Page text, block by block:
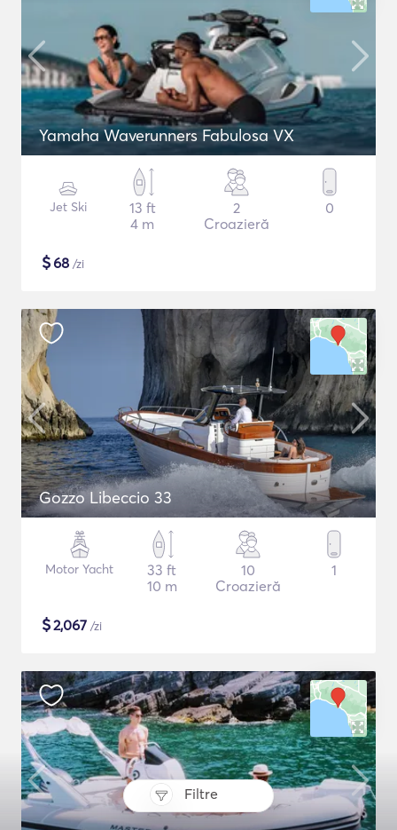
Filtre
Yamaha Waverunners Fabulosa VX
Jet Ski
13 ft
4 m
2
Croazieră
0
$68 /zi
Gozzo Libeccio 33
Motor Yacht
33 ft
10 m
10
Croazieră
1
$2,067 /zi